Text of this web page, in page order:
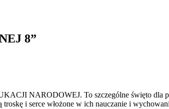
8”
NARODOWEJ. To szczególne święto dla
i serce włożone w ich nauczanie i